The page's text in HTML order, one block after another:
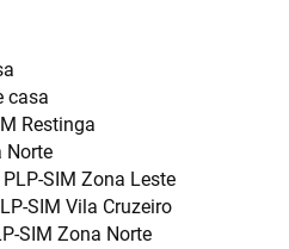
casa
Restinga
Norte
SIM Zona Leste
SIM Vila Cruzeiro
SIM Zona Norte